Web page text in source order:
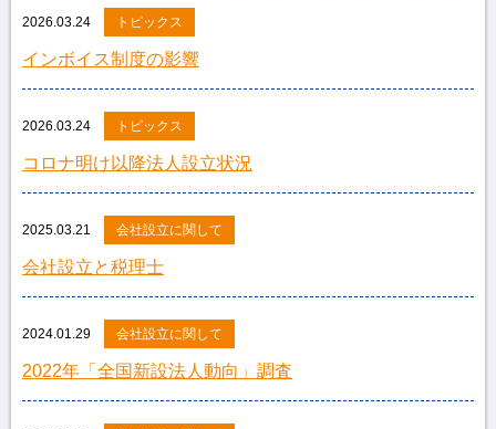
2026.03.24 トピックス
インボイス制度の影響
2026.03.24 トピックス
コロナ明け以降法人設立状況
2025.03.21 会社設立に関して
会社設立と税理士
2024.01.29 会社設立に関して
2022年「全国新設法人動向」調査